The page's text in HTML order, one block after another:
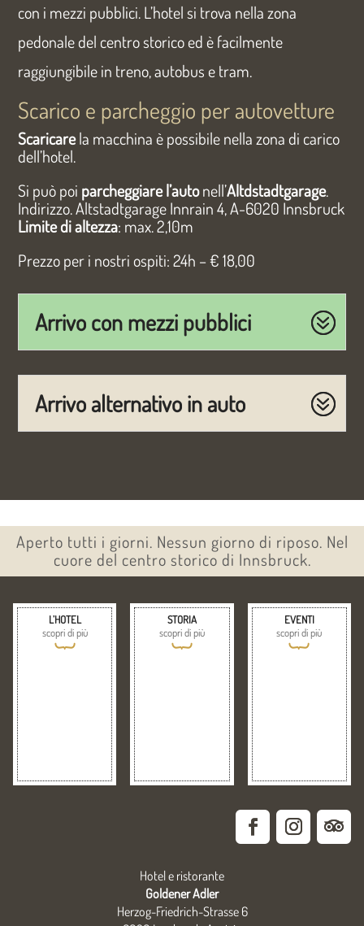
con i mezzi pubblici. L’hotel si trova nella zona
pedonale del centro storico ed è facilmente
raggiungibile in treno, autobus e tram.
Scarico e parcheggio per autovetture
Scaricarela macchina è possibile nella zona di carico
dell’hotel.
Si può poi parcheggiare l’autonell’Altdstadtgarage.
Indirizzo. Altstadtgarage Innrain 4, A-6020 Innsbruck
Limite di altezza: max. 2,10m
Prezzo per i nostri ospiti: 24h – € 18,00
Arrivo con mezzi pubblici
Arrivo alternativo in auto
Aperto tutti i giorni. Nessun giorno di riposo. Nel
cuore del centro storico di Innsbruck.
L’HOTEL
scopri di più
{
STORIA
scopri di più
{
EVENTI
scopri di più
{
Hotel e ristorante
Goldener Adler
Herzog-Friedrich-Strasse 6